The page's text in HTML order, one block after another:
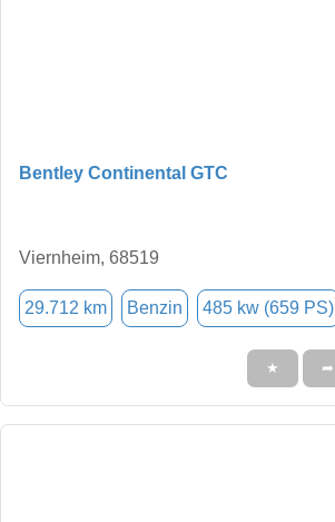
Bentley Continental GTC
Viernheim, 68519
29.712 km Benzin 485 kw (659 PS)
★ ➦